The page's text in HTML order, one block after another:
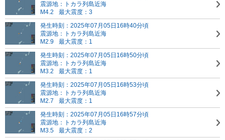
震源地：トカラ列島近海
M4.2
最大震度：3
発生時刻：2025年07月05日16時40分頃
震源地：トカラ列島近海
M2.9
最大震度：1
発生時刻：2025年07月05日16時50分頃
震源地：トカラ列島近海
M3.2
最大震度：1
発生時刻：2025年07月05日16時53分頃
震源地：トカラ列島近海
M2.7
最大震度：1
発生時刻：2025年07月05日16時57分頃
震源地：トカラ列島近海
M3.5
最大震度：2